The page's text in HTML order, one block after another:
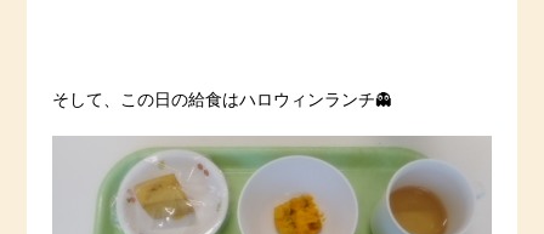
そして、この日の給食はハロウィンランチ👻